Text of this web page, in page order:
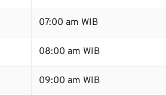
07:00 am WIB
08:00 am WIB
09:00 am WIB